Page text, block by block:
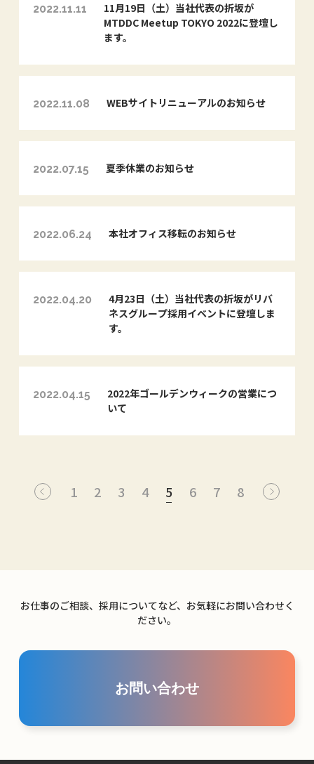
2022.11.11
11月19日（土）当社代表の折坂が
MTDDC Meetup TOKYO 2022に登壇し
ます。
2022.11.08 WEBサイトリニューアルのお知らせ
2022.07.15 夏季休業のお知らせ
2022.06.24 本社オフィス移転のお知らせ
2022.04.20
4月23日（土）当社代表の折坂がリバ
ネスグループ採用イベントに登壇しま
す。
2022.04.15
2022年ゴールデンウィークの営業につ
いて
1 2 3 4 5 6 7 8
お仕事のご相談、採用についてなど、お気軽にお問い合わせく
ださい。
お問い合わせ